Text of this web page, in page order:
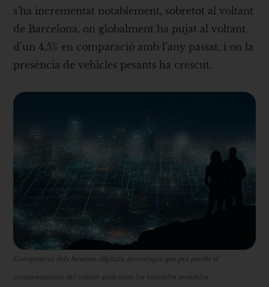
s’ha incrementat notablement, sobretot al voltant
de Barcelona, on globalment ha pujat al voltant
d’un 4,5% en comparació amb l’any passat, i on la
presència de vehicles pesants ha crescut.
Composició dels bessons digitals, tecnologia que pot predir el
comportament del trànsit amb totes les variables possibles